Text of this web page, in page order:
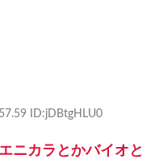
ID:jDBtgHLU0
ニカラとかバイオと